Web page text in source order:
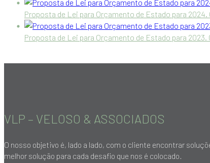
Proposta de Lei para Orçamento de Estado para 2024.
Proposta de Lei para Orçamento de Estado para 2023.
VLP – VELOSO & ASSOCIADOS
O nosso objetivo é, lado a lado, com o cliente encontrar
melhor solução para cada desafio que nos é colocado.